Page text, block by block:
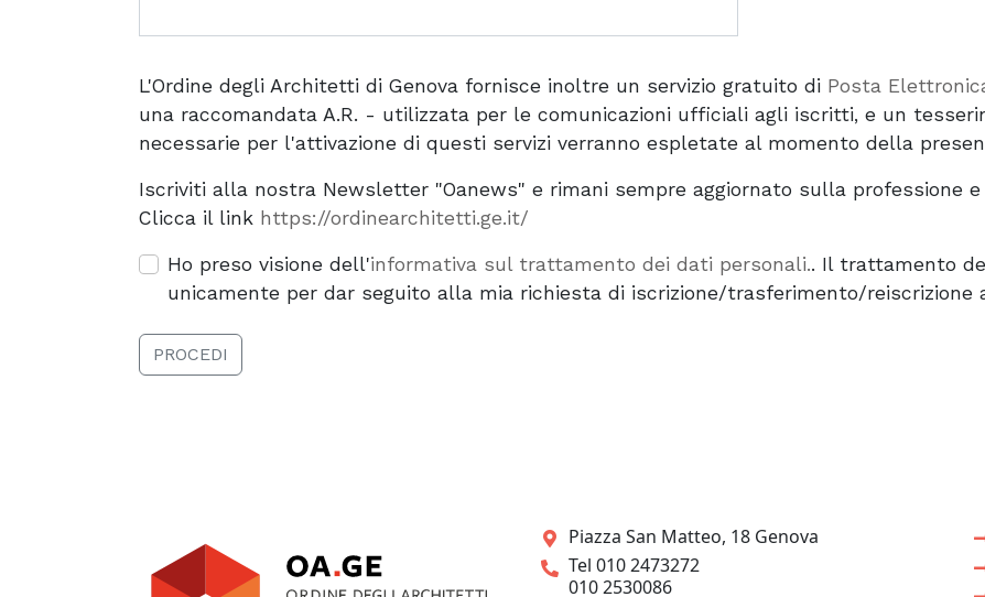
L'Ordine degli Architetti di Genova fornisce inoltre un servizio gratuito di Posta
una raccomandata A.R. - utilizzata per le comunicazioni ufficiali agli iscritti, e un
necessarie per l'attivazione di questi servizi verranno espletate al momento della
Iscriviti alla nostra Newsletter "Oanews" e rimani sempre aggiornato sulla professione
Clicca il link https://ordinearchitetti.ge.it/
Ho preso visione dell'informativa sul trattamento dei dati personali.. Il trattamento
unicamente per dar seguito alla mia richiesta di iscrizione/trasferimento/reiscrizione
Piazza San Matteo, 18 Genova
Tel 010 2473272
010 2530086